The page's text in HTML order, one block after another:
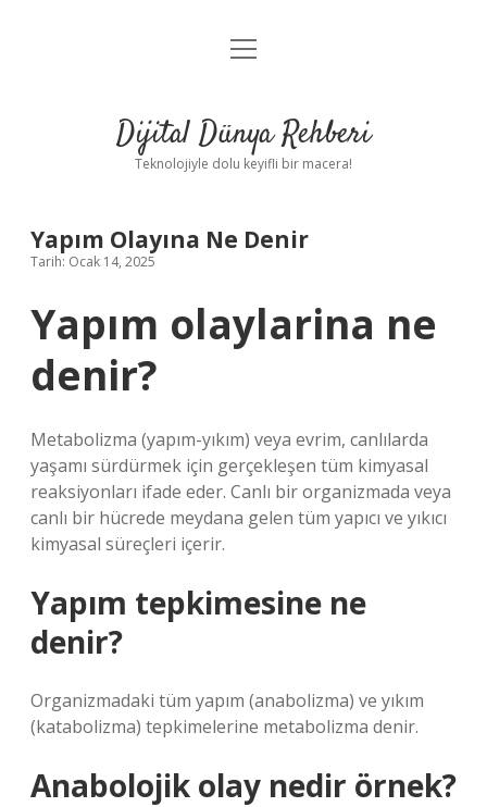
Anasayfa
Yasal Uyarı
menüyü
Dijital Dünya Rehberi
Teknolojiyle dolu keyifli bir macera!
Yapım Olayına Ne Denir
Tarih: Ocak 14, 2025
Yapım olaylarina ne
denir?
Metabolizma (yapım-yıkım) veya evrim, canlılarda
yaşamı sürdürmek için gerçekleşen tüm kimyasal
reaksiyonları ifade eder. Canlı bir organizmada veya
canlı bir hücrede meydana gelen tüm yapıcı ve yıkıcı
kimyasal süreçleri içerir.
Yapım tepkimesine ne
denir?
Organizmadaki tüm yapım (anabolizma) ve yıkım
(katabolizma) tepkimelerine metabolizma denir.
Anabolojik olay nedir örnek?